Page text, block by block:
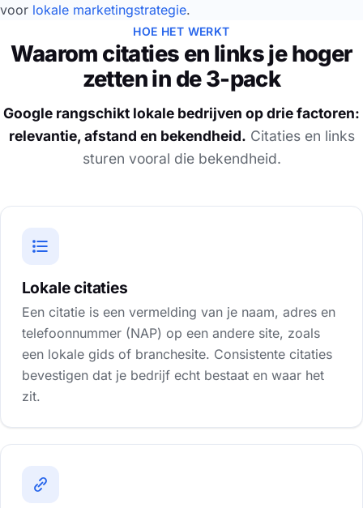
voor lokale marketingstrategie.
HOE HET WERKT
Waarom citaties en links je hoger
zetten in de 3-pack
Google rangschikt lokale bedrijven op drie factoren:
relevantie, afstand en bekendheid. Citaties en links
sturen vooral die bekendheid.
Lokale citaties
Een citatie is een vermelding van je naam, adres en
telefoonnummer (NAP) op een andere site, zoals
een lokale gids of branchesite. Consistente citaties
bevestigen dat je bedrijf echt bestaat en waar het
zit.